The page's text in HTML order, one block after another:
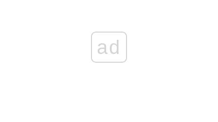
ad